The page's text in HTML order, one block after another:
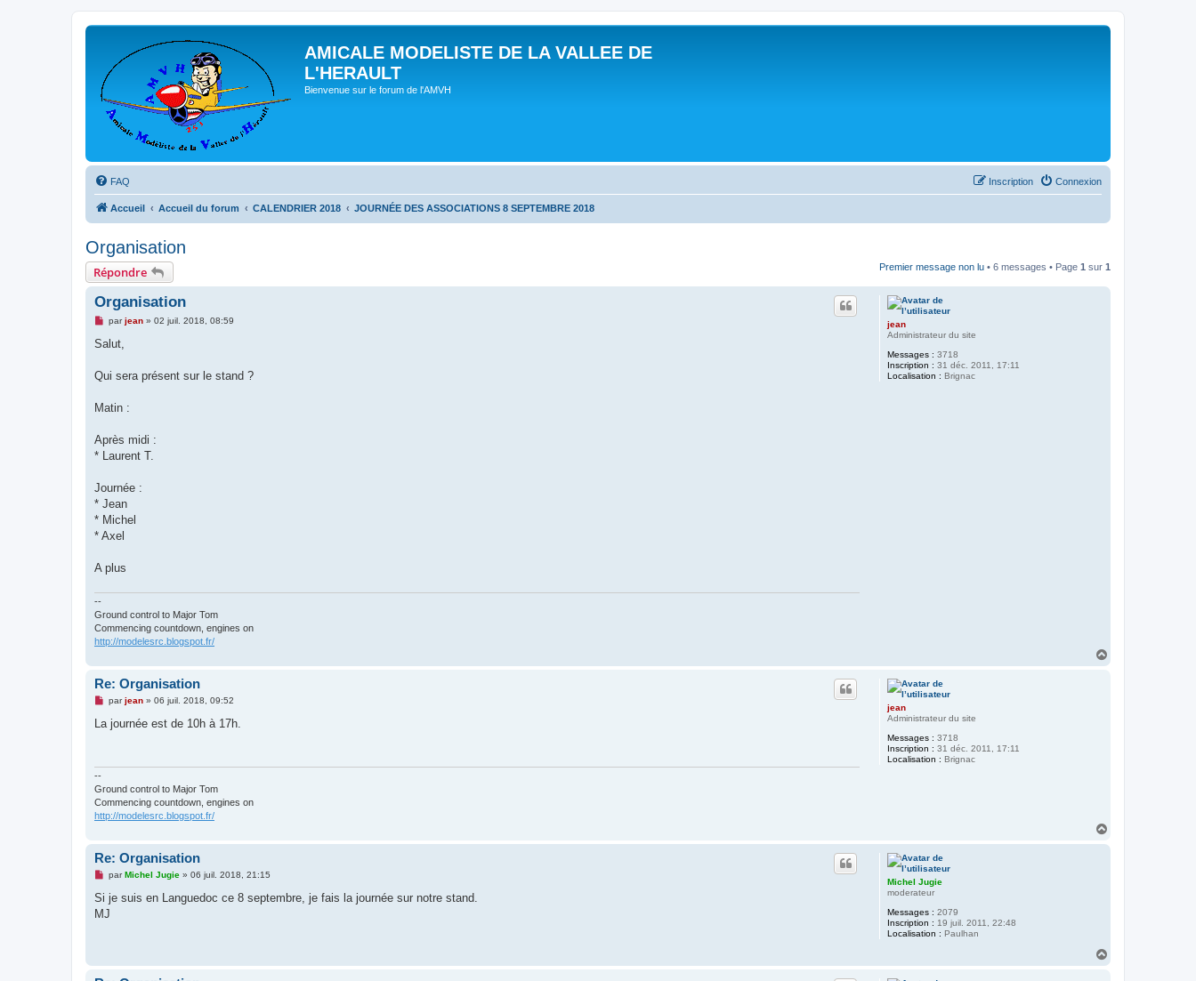
AMICALE MODELISTE DE LA VALLEE DE
L'HERAULT
Bienvenue sur le forum de l'AMVH
FAQ Connexion
Inscription
Accueil Accueil du forum CALENDRIER 2018 JOURNÉE DES ASSOCIATIONS 8 SEPTEMBRE 2018
Organisation
Répondre Premier message non lu • 6 messages • Page 1 sur 1
jean
Administrateur du site
Messages : 3718
Inscription : 31 déc. 2011, 17:11
Localisation : Brignac
Organisation
M
s
g
o
u
parjean» 02 juil. 2018, 08:59
Salut,
Qui sera présent sur le stand ?
Matin :
Après midi :
* Laurent T.
Journée :
* Jean
* Michel
* Axel
A plus
--
Ground control to Major Tom
Commencing countdown, engines on
http://modelesrc.blogspot.fr/
jean
Administrateur du site
Messages : 3718
Inscription : 31 déc. 2011, 17:11
Localisation : Brignac
Re: Organisation
M
s
o
n
l
u
parjean» 06 juil. 2018, 09:52
La journée est de 10h à 17h.
--
Ground control to Major Tom
Commencing countdown, engines on
http://modelesrc.blogspot.fr/
Michel Jugie
moderateur
Messages : 2079
Inscription : 19 juil. 2011, 22:48
Localisation : Paulhan
Re: Organisation
M
s
s
a
par Michel Jugie» 06 juil. 2018, 21:15
Si je suis en Languedoc ce 8 septembre, je fais la journée sur notre stand.
MJ